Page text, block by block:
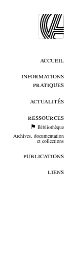
accueil
informations
pratiques
actualités
ressources
Bibliothèque
Archives, documentation
et collections
publications
liens